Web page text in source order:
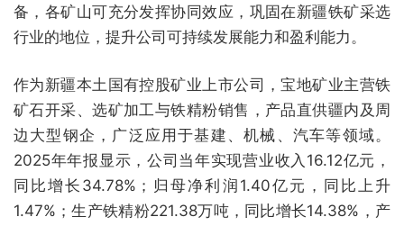
备，各矿山可充分发挥协同效应，巩固在新疆铁矿采选
行业的地位，提升公司可持续发展能力和盈利能力。
作为新疆本土国有控股矿业上市公司，宝地矿业主营铁
矿石开采、选矿加工与铁精粉销售，产品直供疆内及周
边大型钢企，广泛应用于基建、机械、汽车等领域。
2025年年报显示，公司当年实现营业收入16.12亿元，
同比增长34.78%；归母净利润1.40亿元，同比上升
1.47%；生产铁精粉221.38万吨，同比增长14.38%，产